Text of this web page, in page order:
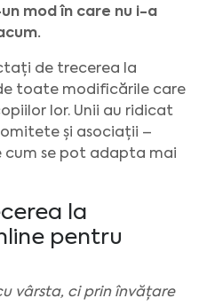
mod în care nu i-a
de trecerea la
toate modificările care
lor. Unii au ridicat
și asociații –
se pot adapta mai
la
pentru
vârsta, ci prin învățare